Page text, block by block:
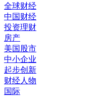
全球财经
中国财经
投资理财
房产
美国股市
中小企业
起步创新
财经人物
国际